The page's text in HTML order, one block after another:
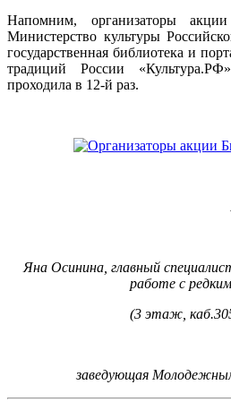
Напомним, организаторы
Министерство культуры
государственная библиотека и
традиций России
проходила в 12-й раз.
Яна Осинина, главный
работе с
(3 этаж,
заведующая